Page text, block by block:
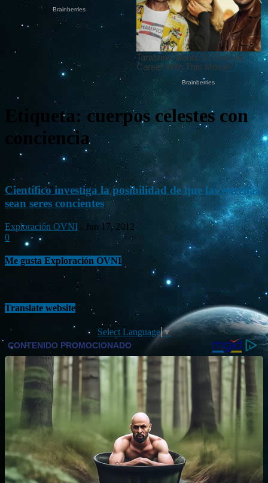
Etiqueta: cuerpos celestes con
conciencia
Científico investiga la posibilidad de que las estrellas
sean seres concientes
Exploración OVNI - Jun 17, 2012
0
Me gusta Exploración OVNI
Translate website
Select Language▼